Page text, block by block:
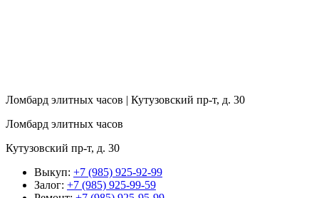
Ломбард элитных часов | Кутузовский пр-т, д. 30
Ломбард элитных часов
Кутузовский пр-т, д. 30
Выкуп: +7 (985) 925-92-99
Залог: +7 (985) 925-99-59